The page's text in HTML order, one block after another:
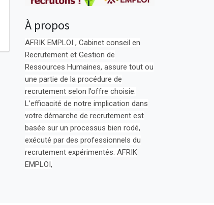
À propos
AFRIK EMPLOI , Cabinet conseil en
Recrutement et Gestion de
Ressources Humaines, assure tout ou
une partie de la procédure de
recrutement selon l’offre choisie.
L’efficacité de notre implication dans
votre démarche de recrutement est
basée sur un processus bien rodé,
exécuté par des professionnels du
recrutement expérimentés. AFRIK
EMPLOI,